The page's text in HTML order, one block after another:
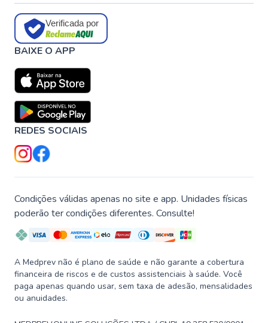
Verificada por
BAIXE O APP
REDES SOCIAIS
Condições válidas apenas no site e app. Unidades físicas
poderão ter condições diferentes. Consulte!
A Medprev não é plano de saúde e não garante a cobertura
financeira de riscos e de custos assistenciais à saúde. Você
paga apenas quando usar, sem taxa de adesão, mensalidades
ou anuidades.